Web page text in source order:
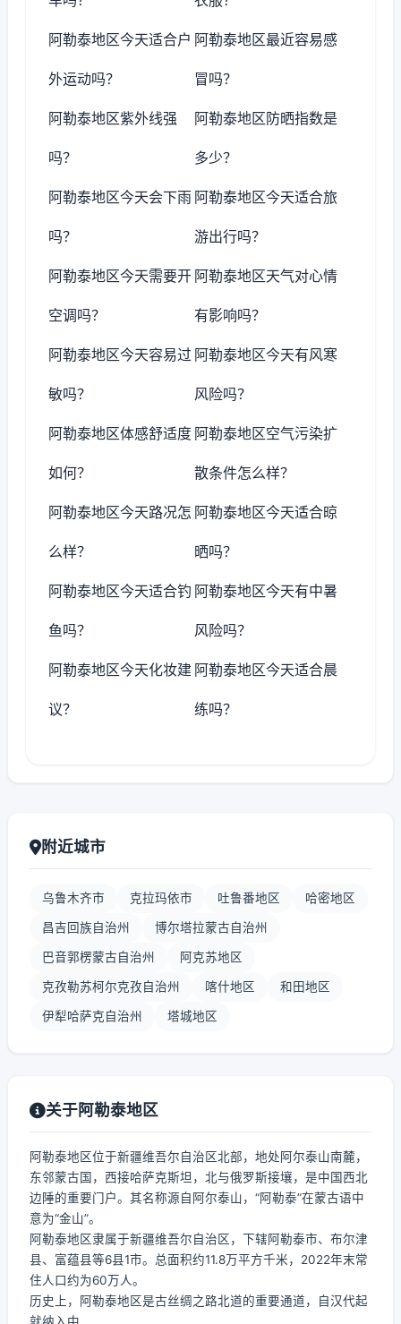
阿勒泰地区今天适合户
外运动吗？
阿勒泰地区最近容易感
冒吗？
阿勒泰地区紫外线强
吗？
阿勒泰地区防晒指数是
多少？
阿勒泰地区今天会下雨
吗？
阿勒泰地区今天适合旅
游出行吗？
阿勒泰地区今天需要开
空调吗？
阿勒泰地区天气对心情
有影响吗？
阿勒泰地区今天容易过
敏吗？
阿勒泰地区今天有风寒
风险吗？
阿勒泰地区体感舒适度
如何？
阿勒泰地区空气污染扩
散条件怎么样？
阿勒泰地区今天路况怎
么样？
阿勒泰地区今天适合晾
晒吗？
阿勒泰地区今天适合钓
鱼吗？
阿勒泰地区今天有中暑
风险吗？
阿勒泰地区今天化妆建
议？
阿勒泰地区今天适合晨
练吗？
附近城市
乌鲁木齐市 克拉玛依市 吐鲁番地区 哈密地区
昌吉回族自治州 博尔塔拉蒙古自治州
巴音郭楞蒙古自治州 阿克苏地区
克孜勒苏柯尔克孜自治州 喀什地区 和田地区
伊犁哈萨克自治州 塔城地区
关于阿勒泰地区
阿勒泰地区位于新疆维吾尔自治区北部，地处阿尔泰山南麓，
东邻蒙古国，西接哈萨克斯坦，北与俄罗斯接壤，是中国西北
边陲的重要门户。其名称源自阿尔泰山，“阿勒泰”在蒙古语中
意为“金山”。
阿勒泰地区隶属于新疆维吾尔自治区，下辖阿勒泰市、布尔津
县、富蕴县等6县1市。总面积约11.8万平方千米，2022年末常
住人口约为60万人。
历史上，阿勒泰地区是古丝绸之路北道的重要通道，自汉代起